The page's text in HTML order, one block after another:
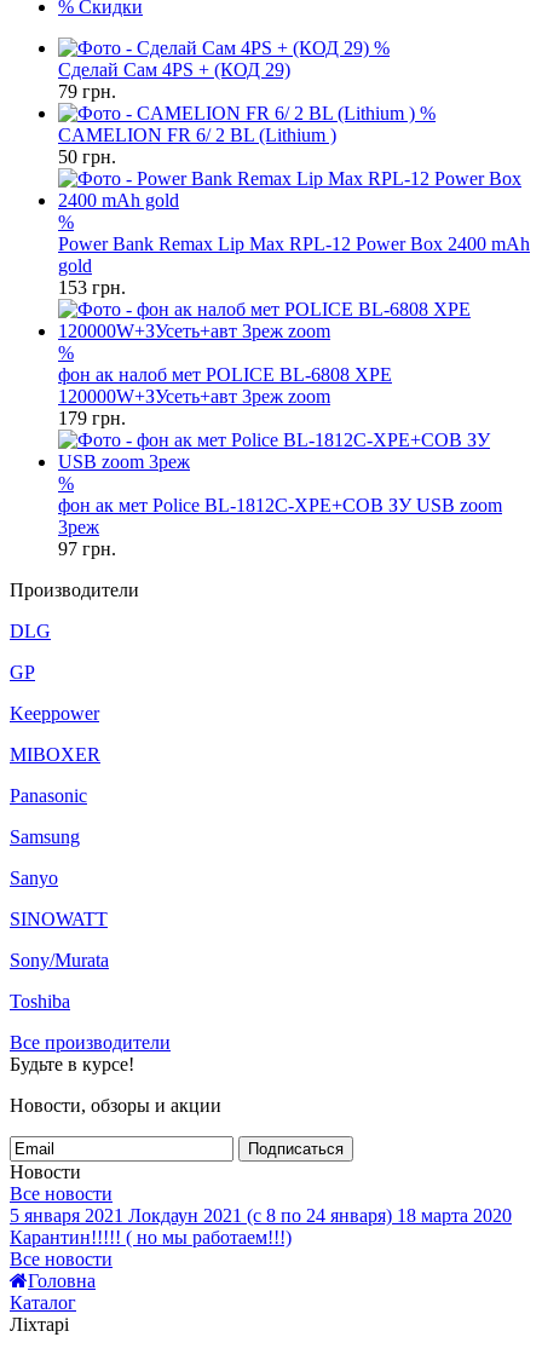
% Скидки
%
Сделай Сам 4PS + (КОД 29)
79 грн.
%
CAMELION FR 6/ 2 BL (Lithium )
50 грн.
%
Power Bank Remax Lip Max RPL-12 Power Box 2400 mAh
gold
153 грн.
%
фон ак налоб мет POLICE BL-6808 XPE
120000W+ЗУсеть+авт 3реж zoom
179 грн.
%
фон ак мет Police BL-1812C-XPE+COB ЗУ USB zoom
3реж
97 грн.
Производители
DLG
GP
Keeppower
MIBOXER
Panasonic
Samsung
Sanyo
SINOWATT
Sony/Murata
Toshiba
Все производители
Будьте в курсе!
Новости, обзоры и акции
Подписаться
Новости
Все новости
5 января 2021 Локдаун 2021 (с 8 по 24 января) 18 марта 2020
Карантин!!!!! ( но мы работаем!!!)
Все новости
Головна
Каталог
Ліхтарі